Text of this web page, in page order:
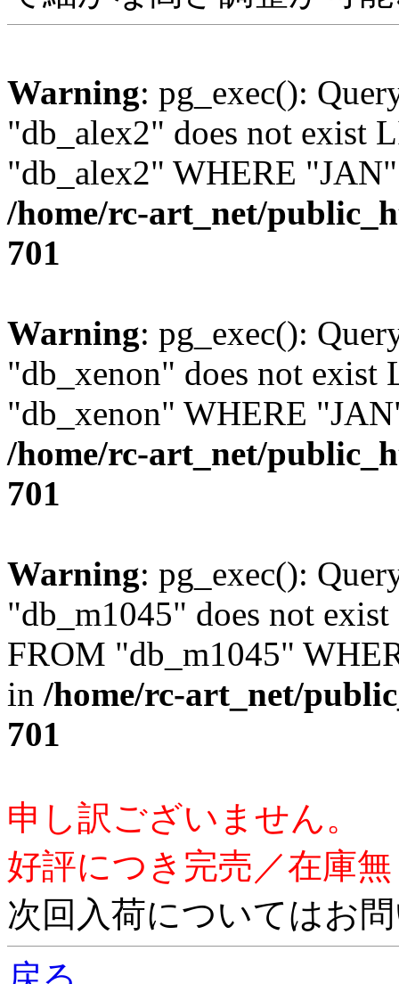
Warning: pg_exec():
"db_alex2" does not exist
"db_alex2" WHERE
/home/rc-art_net/
701
Warning: pg_exec():
"db_xenon" does not exist
"db_xenon" WHERE
/home/rc-art_net/
701
Warning: pg_exec():
"db_m1045" does not
FROM "db_m1045"
in /home/rc-art_net/
701
申し訳ございません。
好評につき完売／在庫
次回入荷についてはお